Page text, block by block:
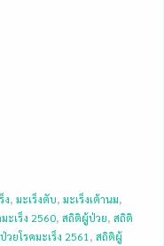
ง,มะเร็งตับ,มะเร็งเต้านม,
ะเร็ง 2560, สถิติผู้ป่วย, สถิติ
ยโรคมะเร็ง 2561 , สถิติผู้